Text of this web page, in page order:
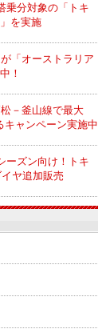
乗分対象の「トキ
を実施
「オーストラリア
！
－釜山線で最大
キャンペーン実施中
ーズン向け！トキ
ヤ追加販売